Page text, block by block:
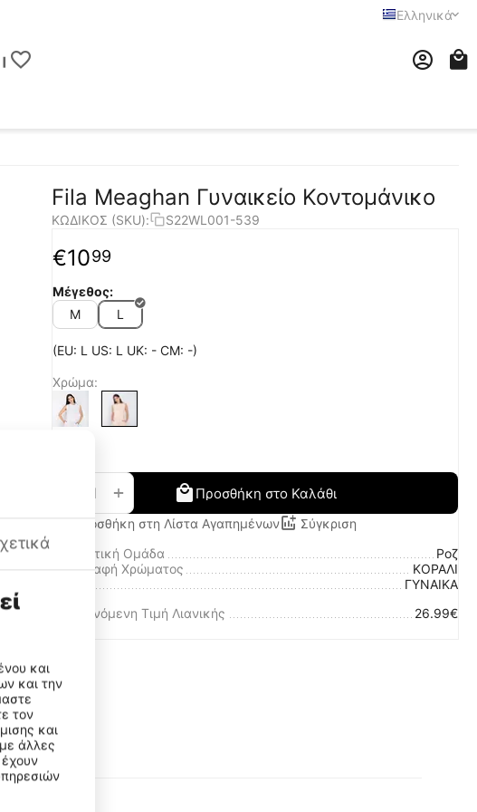
Ελληνικά
Fila Meaghan Γυναικείο Κοντομάνικο
ΚΩΔΙΚΟΣ (SKU): S22WL001-539
€1099
Μέγεθος:
M
L
(EU: L US: L UK: - CM: -)
Χρώμα:
+ Προσθήκη στο Καλάθι
Προσθήκη στη Λίστα Αγαπημένων
Σύγκριση
Χρωματική Ομάδα
Ροζ
Περιγραφή Χρώματος
ΚΟΡΑΛΙ
ΓΥΝΑΙΚΑ
Προτεινόμενη Τιμή Λιανικής
26.99€
και
και την
τον
και
άλλες
Necessary Cookies